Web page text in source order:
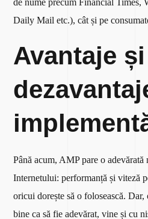
de nume precum Financial Times,
Daily Mail etc.), cât și pe
Avantaje și
Până acum, AMP pare o
Internetului: performanță și viteză
oricui dorește să o folosească.
bine ca să fie adevărat, vine și cu